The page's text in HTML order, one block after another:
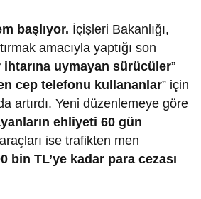
başlıyor. İçişleri Bakanlığı,
amacıyla yaptığı son
ihtarına uymayan sürücüler”
cep telefonu kullananlar” için
artırdı. Yeni düzenlemeye göre
ehliyeti 60 gün
ise trafikten men
bin TL’ye kadar para cezası